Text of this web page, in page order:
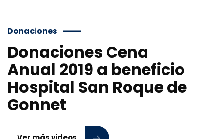
Donaciones
Donaciones Cena
Anual 2019 a beneficio
Hospital San Roque de
Gonnet